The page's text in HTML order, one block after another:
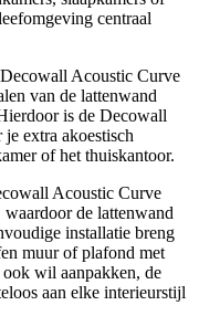
centraal
Acoustic Curve
van de lattenwand
is de Decowall
extra akoestisch
of het thuiskantoor.
Acoustic Curve
de lattenwand
installatie breng
muur of plafond met
wil aanpakken, de
aan elke interieurstijl